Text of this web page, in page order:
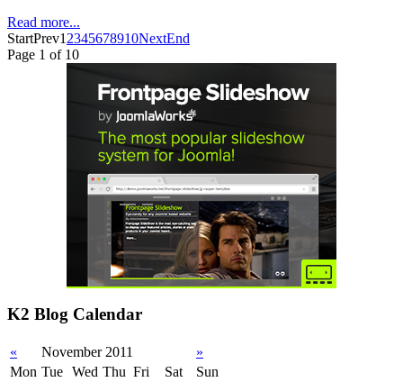
Read more...
StartPrev1 2345678910NextEnd
Page 1 of 10
K2 Blog Calendar
« November 2011
»
Mon Tue Wed Thu Fri Sat
Sun